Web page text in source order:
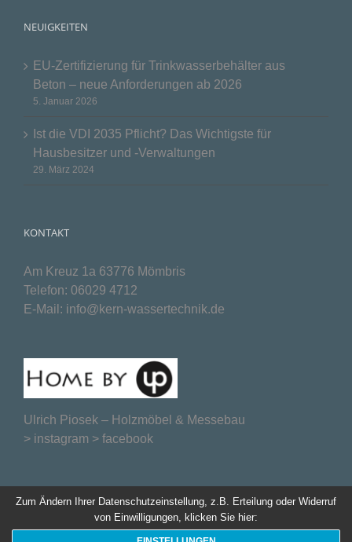
NEUIGKEITEN
EU-Zertifizierung für Trinkwasserbehälter aus
Beton – neue Anforderungen ab 2026
5. Januar 2026
Ist die VDI 2035 Pflicht? Das Wichtigste für
Hausbesitzer und -Verwaltungen
29. März 2024
KONTAKT
Am Kreuz 1a 63776 Mömbris
Telefon: 06029 4712
E-Mail: info@kern-wassertechnik.de
Ulrich Piosek – Holzmöbel & Messebau
> instagram > facebook
Zum Ändern Ihrer Datenschutzeinstellung, z.B. Erteilung oder Widerruf
von Einwilligungen, klicken Sie hier: